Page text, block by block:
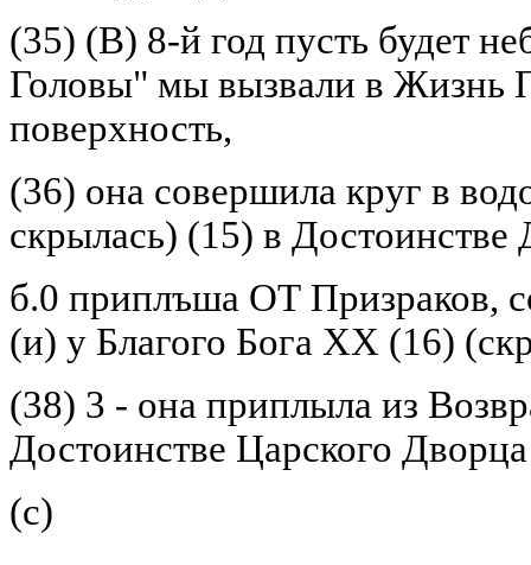
(35) (В) 8-й год пусть будет
Головы" мы вызвали в Жизнь
поверхность,
(36) она совершила круг в
скрылась) (15) в Достоинстве
б.0 приплъша ОТ Призраков,
(и) у Благого Бога XX (16)
(38) 3 - она приплыла из
Достоинстве Царского
(с)